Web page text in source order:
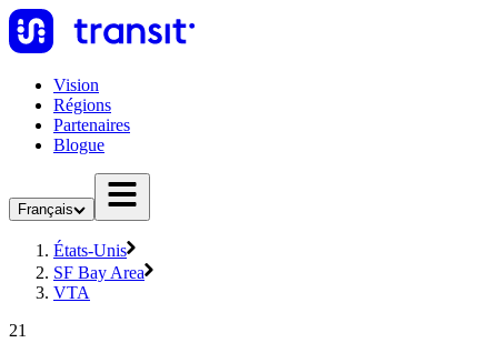
Vision
Régions
Partenaires
Blogue
Français
États-Unis
SF Bay Area
VTA
21